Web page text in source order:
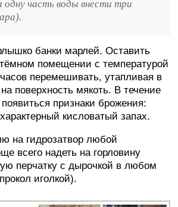
одну часть воды внести три
банки марлей. Оставить
помещении с температурой
перемешивать, утапливая в
поверхность мякоть. В течение
признаки брожения:
кисловатый запах.
на гидрозатвор любой
всего надеть на горловину
перчатку с дырочкой в любом
иголкой).